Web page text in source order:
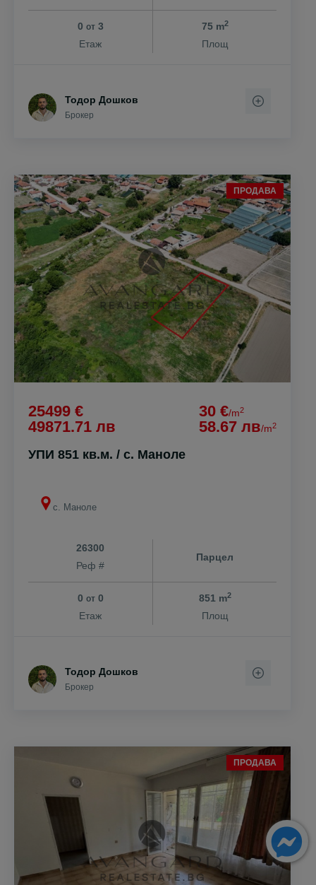
0 от3
Етаж
75 m2
Площ
Тодор Дошков
Брокер
ПРОДАВА
25499 €
49871.71 лв
30 €/m2
58.67 лв/m2
УПИ 851 кв.м. / с. Маноле
с. Маноле
26300
Реф #
Парцел
0 от0
Етаж
851 m2
Площ
Тодор Дошков
Брокер
ПРОДАВА